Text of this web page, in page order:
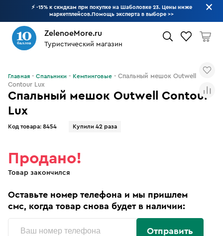
⚡ -15% к скидкам при покупке на Шаболовке 23. Цены ниже
маркетплейсов.Помощь эксперта в выборе >>
ZelenoeMore.ru
Туристический магазин
Спальный мешок Outwell Contour
Lux
Код товара: 8454 Купили 42 раза
Главная Спальники Кемпинговые
Спальный мешок Outwell
Contour Lux
Продано!
Товар закончился
Оставьте номер телефона и мы пришлем
смс, когда товар снова будет в наличии:
Отправить